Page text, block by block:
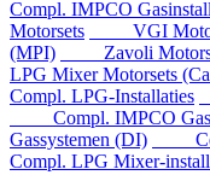
Compl. IMPCO
Motorsets
VGI
(MPI)
Zavoli
LPG Mixer Motorsets
Compl. LPG-Installaties
Compl. IMPCO
Gassystemen (DI)
Compl. LPG Mixer-